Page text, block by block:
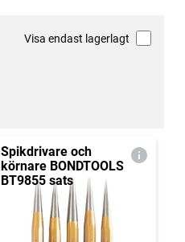
Visa endast lagerlagt
Spikdrivare och
körnare BONDTOOLS
BT9855 sats